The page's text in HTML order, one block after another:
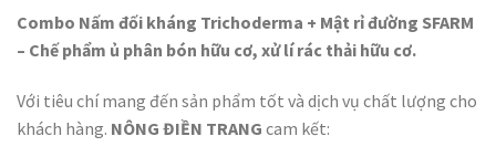
Combo Nấm đối kháng Trichoderma + Mật rỉ đường SFARM
– Chế phẩm ủ phân bón hữu cơ, xử lí rác thải hữu cơ.
Với tiêu chí mang đến sản phẩm tốt và dịch vụ chất lượng cho
khách hàng. NÔNG ĐIỀN TRANG cam kết: